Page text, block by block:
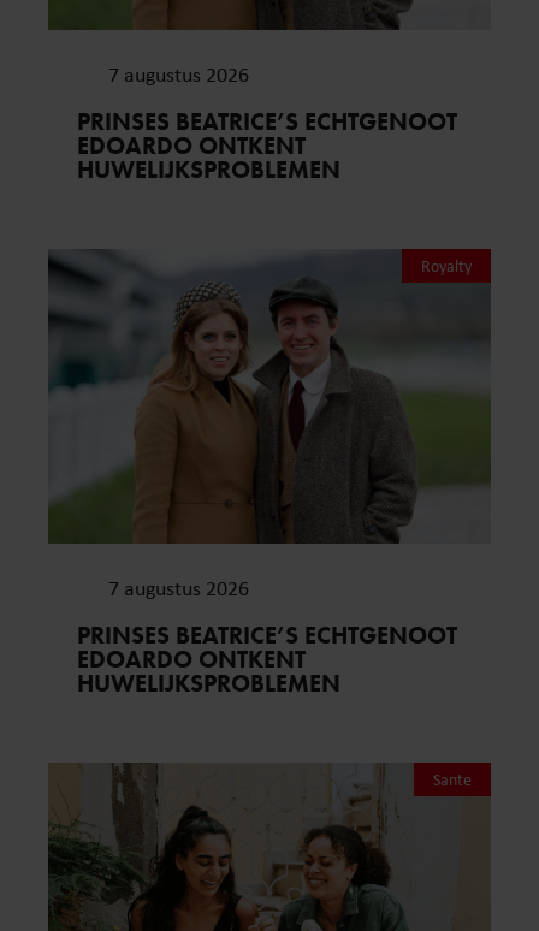
7 augustus 2026
PRINSES BEATRICE’S ECHTGENOOT
EDOARDO ONTKENT
HUWELIJKSPROBLEMEN
Royalty
7 augustus 2026
PRINSES BEATRICE’S ECHTGENOOT
EDOARDO ONTKENT
HUWELIJKSPROBLEMEN
Sante